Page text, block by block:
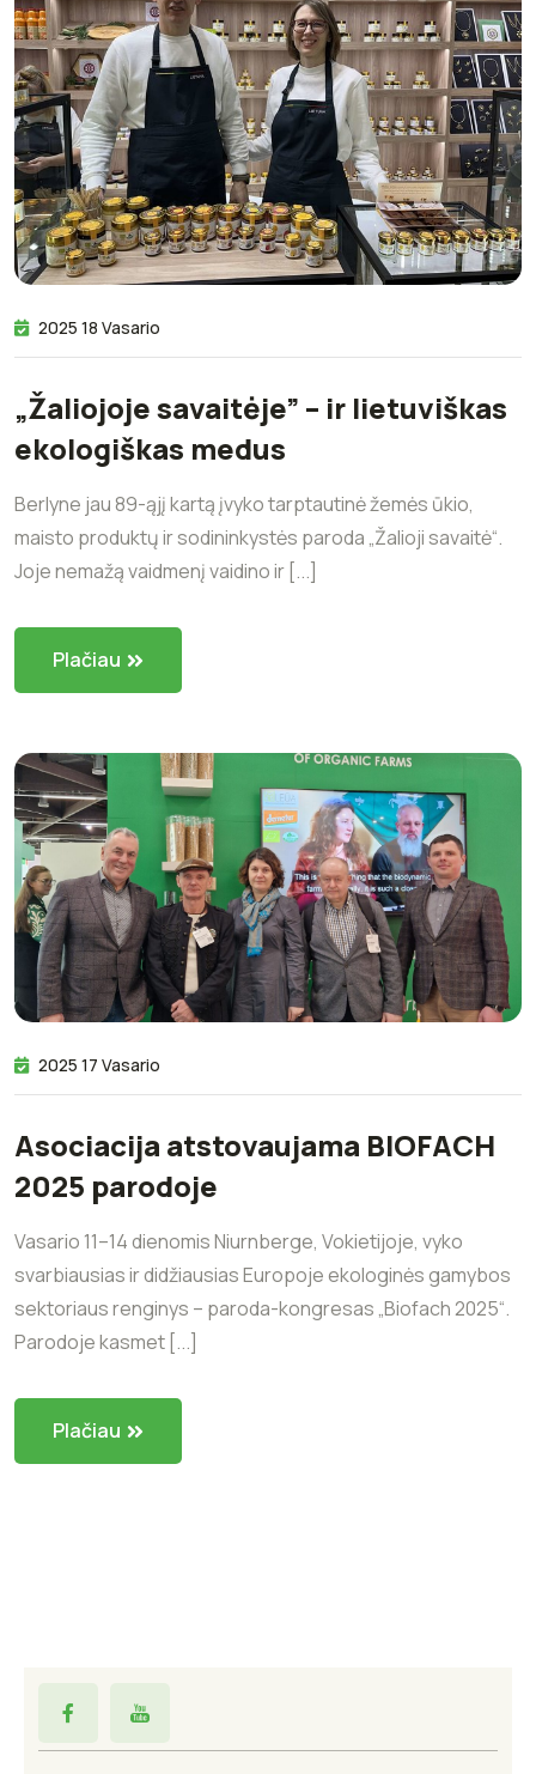
2025 18 Vasario
„Žaliojoje savaitėje” – ir lietuviškas
ekologiškas medus
Berlyne jau 89-ąjį kartą įvyko tarptautinė žemės ūkio,
maisto produktų ir sodininkystės paroda „Žalioji savaitė“.
Joje nemažą vaidmenį vaidino ir [...]
Plačiau
2025 17 Vasario
Asociacija atstovaujama BIOFACH
2025 parodoje
Vasario 11–14 dienomis Niurnberge, Vokietijoje, vyko
svarbiausias ir didžiausias Europoje ekologinės gamybos
sektoriaus renginys – paroda-kongresas „Biofach 2025“.
Parodoje kasmet [...]
Plačiau